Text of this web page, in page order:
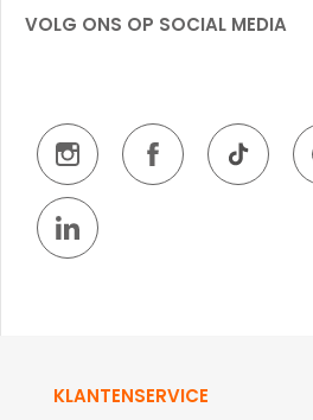
VOLG ONS OP SOCIAL MEDIA
KLANTENSERVICE